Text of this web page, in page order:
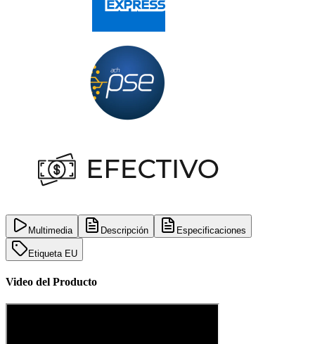
Multimedia Descripción Especificaciones
Etiqueta EU
Video del Producto